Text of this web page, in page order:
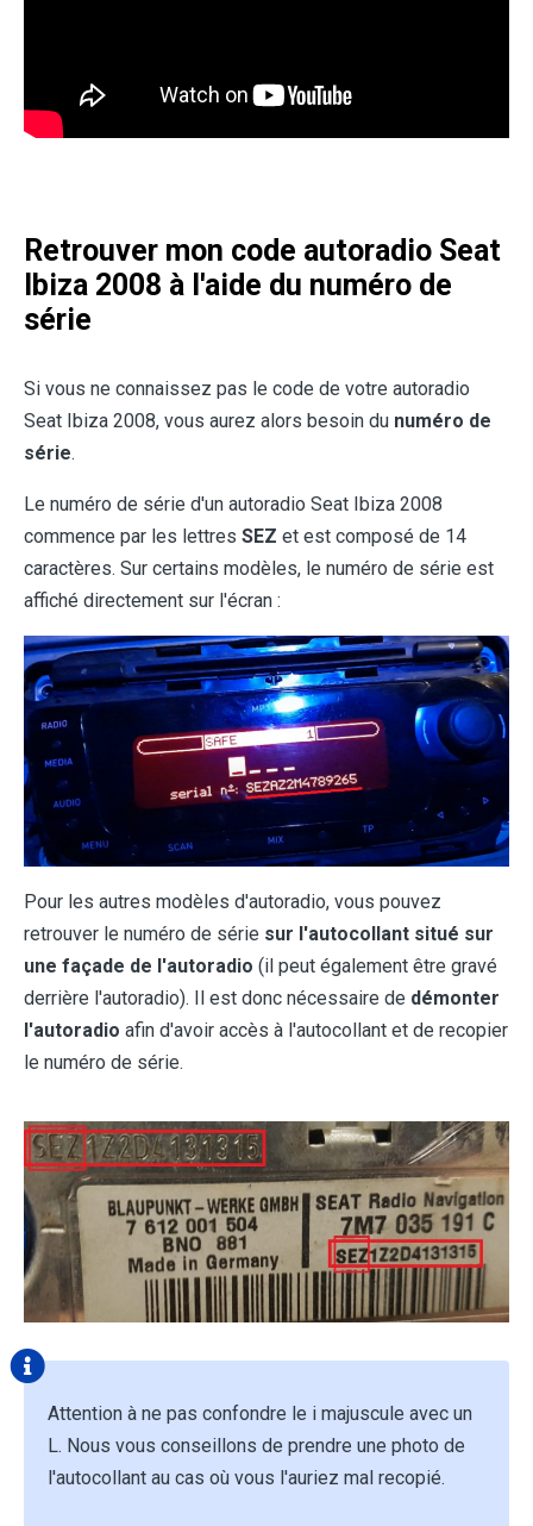
Retrouver mon code autoradio Seat
Ibiza 2008 à l'aide du numéro de
série
Si vous ne connaissez pas le code de votre autoradio
Seat Ibiza 2008, vous aurez alors besoin du numéro de
série.
Le numéro de série d'un autoradio Seat Ibiza 2008
commence par les lettres SEZ et est composé de 14
caractères. Sur certains modèles, le numéro de série est
affiché directement sur l'écran :
Pour les autres modèles d'autoradio, vous pouvez
retrouver le numéro de série sur l'autocollant situé sur
une façade de l'autoradio (il peut également être gravé
derrière l'autoradio). Il est donc nécessaire de démonter
l'autoradio afin d'avoir accès à l'autocollant et de recopier
le numéro de série.
Attention à ne pas confondre le i majuscule avec un
L. Nous vous conseillons de prendre une photo de
l'autocollant au cas où vous l'auriez mal recopié.